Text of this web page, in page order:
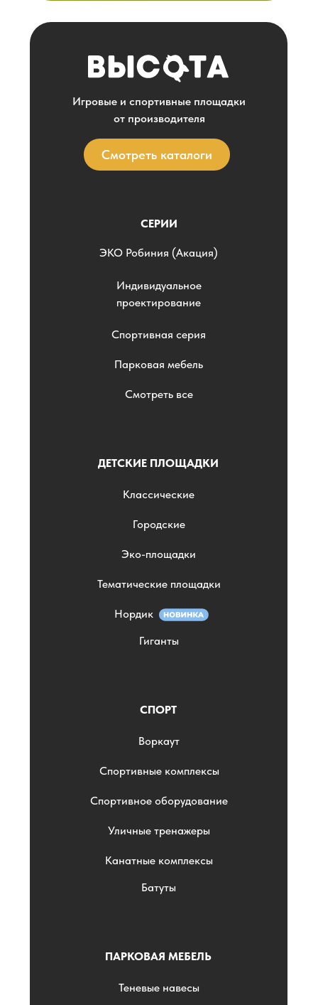
Смотреть каталоги
Игровые и спортивные площадки
от производителя
СЕРИИ
ЭKO Робиния (Акация)
Спортивная серия
Парковая мебель
Смотреть все
Индивидуальное
проектирование
ДЕТСКИЕ ПЛОЩАДКИ
Классические
Городские
Эко-площадки
Тематические площадки
Нордик
Гиганты
СПОРТ
Воркаут
Спортивные комплексы
Спортивное оборудование
Уличные тренажеры
Канатные комплексы
Батуты
ПАРКОВАЯ МЕБЕЛЬ
Теневые навесы